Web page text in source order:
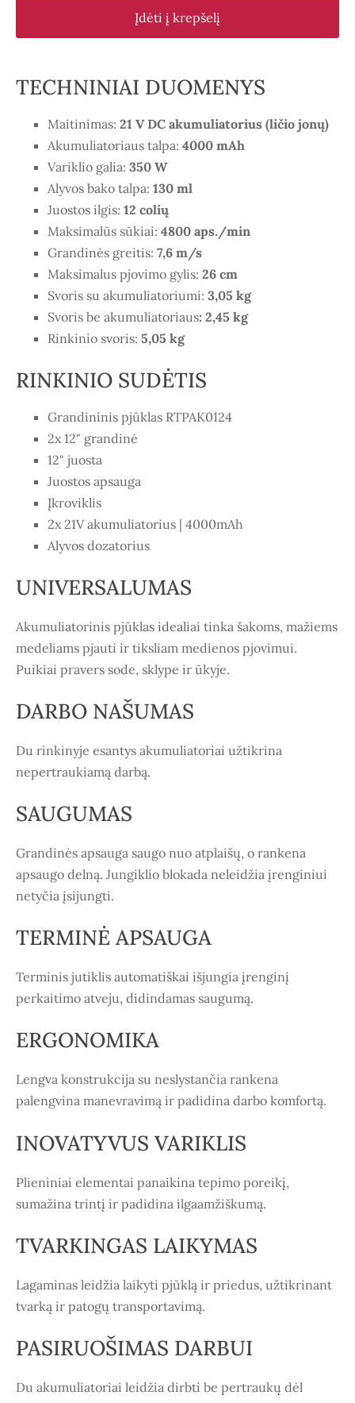
Įdėti į krepšelį
TECHNINIAI DUOMENYS
Maitinimas: 21 V DC akumuliatorius (ličio jonų)
Akumuliatoriaus talpa: 4000 mAh
Variklio galia: 350 W
Alyvos bako talpa: 130 ml
Juostos ilgis: 12 colių
Maksimalūs sūkiai: 4800 aps./min
Grandinės greitis: 7,6 m/s
Maksimalus pjovimo gylis: 26 cm
Svoris su akumuliatoriumi: 3,05 kg
Svoris be akumuliatoriaus: 2,45 kg
Rinkinio svoris: 5,05 kg
RINKINIO SUDĖTIS
Grandininis pjūklas RTPAK0124
2x 12" grandinė
12" juosta
Juostos apsauga
Įkroviklis
2x 21V akumuliatorius | 4000mAh
Alyvos dozatorius
UNIVERSALUMAS
Akumuliatorinis pjūklas idealiai tinka šakoms, mažiems
medeliams pjauti ir tiksliam medienos pjovimui.
Puikiai pravers sode, sklype ir ūkyje.
DARBO NAŠUMAS
Du rinkinyje esantys akumuliatoriai užtikrina
nepertraukiamą darbą.
SAUGUMAS
Grandinės apsauga saugo nuo atplaišų, o rankena
apsaugo delną. Jungiklio blokada neleidžia įrenginiui
netyčia įsijungti.
TERMINĖ APSAUGA
Terminis jutiklis automatiškai išjungia įrenginį
perkaitimo atveju, didindamas saugumą.
ERGONOMIKA
Lengva konstrukcija su neslystančia rankena
palengvina manevravimą ir padidina darbo komfortą.
INOVATYVUS VARIKLIS
Plieniniai elementai panaikina tepimo poreikį,
sumažina trintį ir padidina ilgaamžiškumą.
TVARKINGAS LAIKYMAS
Lagaminas leidžia laikyti pjūklą ir priedus, užtikrinant
tvarką ir patogų transportavimą.
PASIRUOŠIMAS DARBUI
Du akumuliatoriai leidžia dirbti be pertraukų dėl